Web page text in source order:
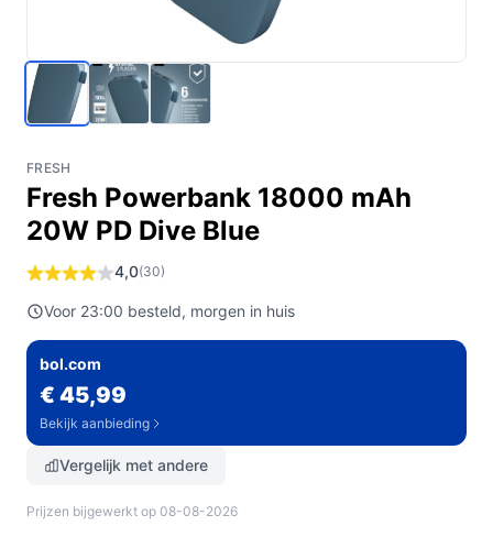
FRESH
Fresh Powerbank 18000 mAh
20W PD Dive Blue
4,0(30)
Voor 23:00 besteld, morgen in huis
bol.com
€ 45,99
Bekijk aanbieding
Vergelijk met andere
Prijzen bijgewerkt op 08-08-2026